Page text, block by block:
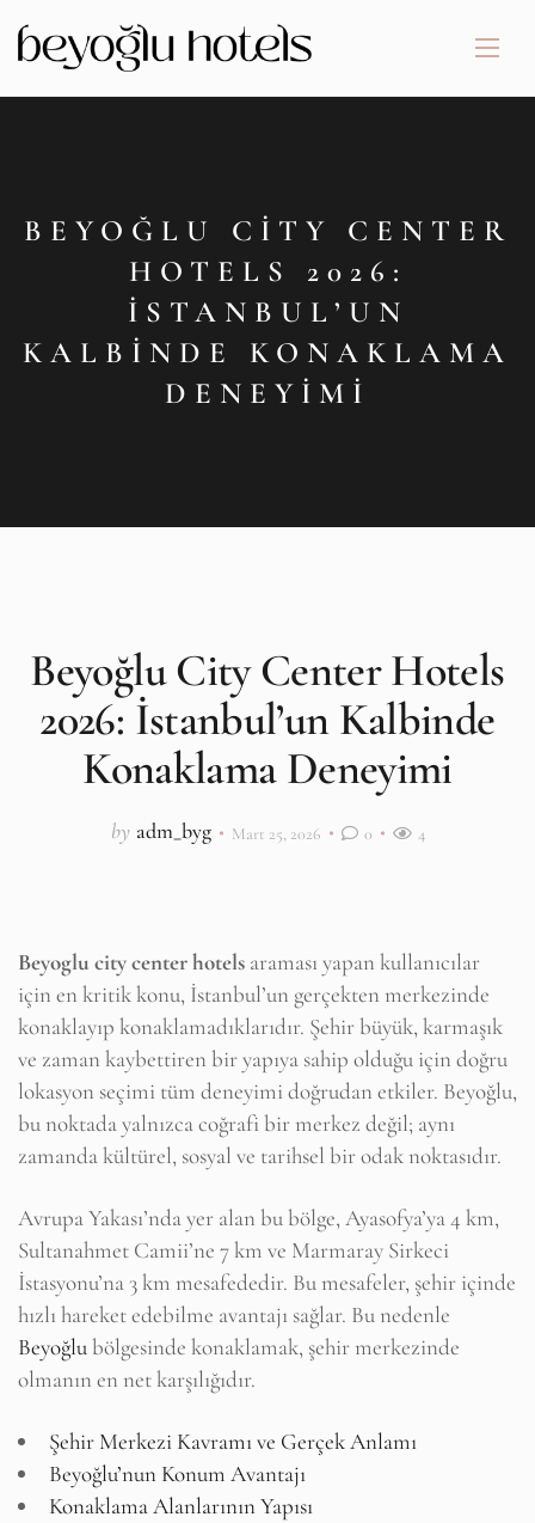
BEYOĞLU CITY CENTER
HOTELS 2026:
İSTANBUL’UN
KALBINDE KONAKLAMA
DENEYIMI
Beyoğlu City Center Hotels
2026: İstanbul’un Kalbinde
Konaklama Deneyimi
by adm_byg Mart 25, 2026 0 4
Beyoglu city center hotels araması yapan kullanıcılar
için en kritik konu, İstanbul’un gerçekten merkezinde
konaklayıp konaklamadıklarıdır. Şehir büyük, karmaşık
ve zaman kaybettiren bir yapıya sahip olduğu için doğru
lokasyon seçimi tüm deneyimi doğrudan etkiler. Beyoğlu,
bu noktada yalnızca coğrafi bir merkez değil; aynı
zamanda kültürel, sosyal ve tarihsel bir odak noktasıdır.
Avrupa Yakası’nda yer alan bu bölge, Ayasofya’ya 4 km,
Sultanahmet Camii’ne 7 km ve Marmaray Sirkeci
İstasyonu’na 3 km mesafededir. Bu mesafeler, şehir içinde
hızlı hareket edebilme avantajı sağlar. Bu nedenle
Beyoğlubölgesinde konaklamak, şehir merkezinde
olmanın en net karşılığıdır.
Şehir Merkezi Kavramı ve Gerçek Anlamı
Beyoğlu’nun Konum Avantajı
Konaklama Alanlarının Yapısı